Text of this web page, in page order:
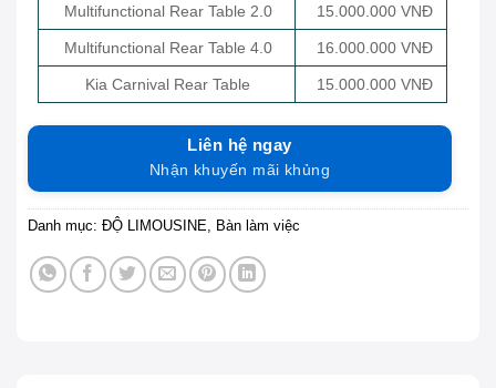
Multifunctional Rear Table 2.0 15.000.000 VNĐ
Multifunctional Rear Table 4.0 16.000.000 VNĐ
Kia Carnival Rear Table 15.000.000 VNĐ
Liên hệ ngay
Nhận khuyến mãi khủng
Danh mục: ĐỘ LIMOUSINE Bàn làm việc